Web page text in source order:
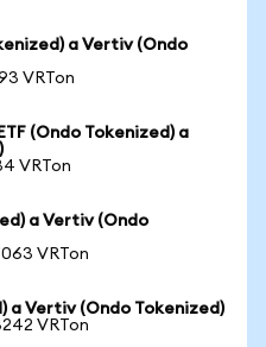
a Vertiv (Ondo
VRTon
(Ondo Tokenized) a
VRTon
a Vertiv (Ondo
VRTon
a Vertiv (Ondo Tokenized)
VRTon